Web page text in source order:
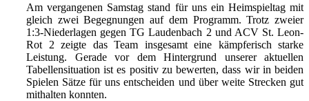
Am vergangenen Samstag stand für uns ein Heimspieltag mit
gleich zwei Begegnungen auf dem Programm. Trotz zweier
1:3-Niederlagen gegen TG Laudenbach 2 und ACV St. Leon-
Rot 2 zeigte das Team insgesamt eine kämpferisch starke
Leistung. Gerade vor dem Hintergrund unserer aktuellen
Tabellensituation ist es positiv zu bewerten, dass wir in beiden
Spielen Sätze für uns entscheiden und über weite Strecken gut
mithalten konnten.